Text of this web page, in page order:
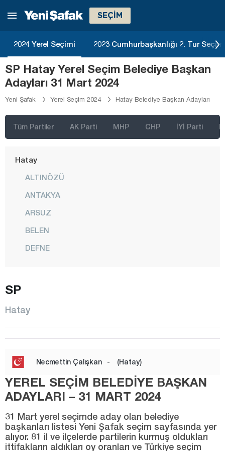
SEÇİM
2024 Yerel Seçimi 2023 Cumhurbaşkanlığı 2. Tur
SP Hatay Yerel Seçim Belediye Başkan
Adayları 31 Mart 2024
Yeni Şafak Yerel Seçim 2024 Hatay Belediye Başkan Adayları
Tüm Partiler AK Parti MHP CHP İYİ Parti
Elazığ
Erzincan
Erzurum
Eskişehir
Gaziantep
Giresun
Hakkari
Hatay
ALTINÖZÜ
ANTAKYA
ARSUZ
BELEN
DEFNE
İSKENDERUN
REYHANLI
YAYLADAĞI
Iğdır
SP
Hatay
Necmettin Çalışkan - (Hatay)
YEREL SEÇİM BELEDİYE BAŞKAN
ADAYLARI – 31 MART 2024
31 Mart yerel seçimde aday olan belediye
başkanları listesi Yeni Şafak seçim sayfasında yer
alıyor. 81 il ve ilçelerde partilerin kurmuş oldukları
ittifakların aldıkları oy oranları ve Türkiye seçim